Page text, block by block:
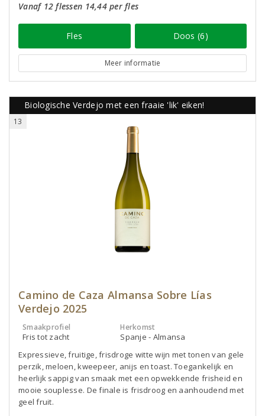
Vanaf 12 flessen 14,44 per fles
Fles Doos (6)
Meer informatie
Biologische Verdejo met een fraaie 'lik' eiken!
13
Camino de Caza Almansa Sobre Lías
Verdejo 2025
Smaakprofiel
Fris tot zacht
Herkomst
Spanje - Almansa
Expressieve, fruitige, frisdroge witte wijn met tonen van gele
perzik, meloen, kweepeer, anijs en toast. Toegankelijk en
heerlijk sappig van smaak met een opwekkende frisheid en
mooie souplesse. De finale is frisdroog en aanhoudend met
geel fruit.